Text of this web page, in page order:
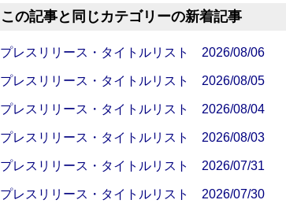
この記事と同じカテゴリーの新着記事
プレスリリース・タイトルリスト 2026/08/06
プレスリリース・タイトルリスト 2026/08/05
プレスリリース・タイトルリスト 2026/08/04
プレスリリース・タイトルリスト 2026/08/03
プレスリリース・タイトルリスト 2026/07/31
プレスリリース・タイトルリスト 2026/07/30